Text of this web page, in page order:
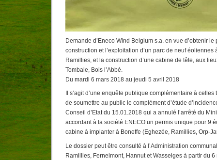
Demande d’Eneco Wind Belgium s.a. en vue d’obtenir
construction et l’exploitation d’un parc de neuf éoliennes
Ramillies, et la construction d’une cabine de tête, aux
Tombale, Bois l’Abbé.
Du mardi 6 mars 2018 au jeudi 5 avril 2018
Il s’agit d’une enquête publique complémentaire à
de soumettre au public le complément d’étude
Conseil d’Etat du 15.01.2018 qui a annulé l’arrêté du
accordant à la société ENECO un permis unique pour 9
cabine à implanter à Boneffe (Eghezée, Ramillies, Orp-
Le dossier peut être consulté à l’Administration
Ramillies, Fernelmont, Hannut et Wasseiges à partir du 6